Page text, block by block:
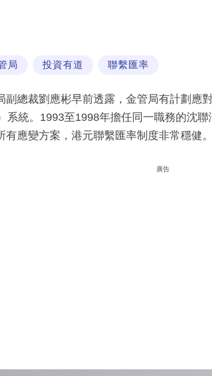
局 投資有道 聯繫匯率
副總裁劉應彬早前透露，金管局有計劃應
系統。1993至1998年擔任同一職務的沈
有應變方案，港元聯繫匯率制度非常穩健。
廣告